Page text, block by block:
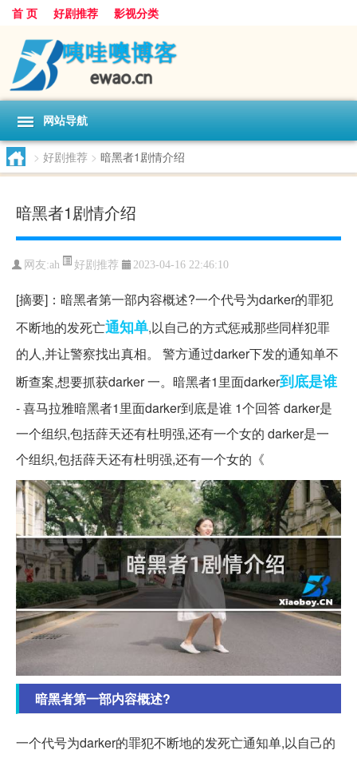
首 页 好剧推荐 影视分类
网站导航
> 好剧推荐 > 暗黑者1剧情介绍
暗黑者1剧情介绍
网友:ah 好剧推荐 2023-04-16 22:46:10
[摘要]：暗黑者第一部内容概述?一个代号为darker的罪犯
不断地的发死亡通知单,以自己的方式惩戒那些同样犯罪
的人,并让警察找出真相。 警方通过darker下发的通知单不
断查案,想要抓获darker 一。暗黑者1里面darker到底是谁
- 喜马拉雅暗黑者1里面darker到底是谁 1个回答 darker是
一个组织,包括薛天还有杜明强,还有一个女的 darker是一
个组织,包括薛天还有杜明强,还有一个女的《
暗黑者第一部内容概述?
一个代号为darker的罪犯不断地的发死亡通知单,以自己的